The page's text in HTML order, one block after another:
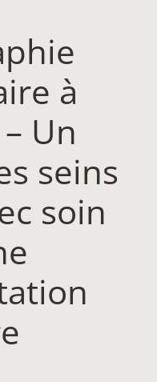
à
Un
seins
soin